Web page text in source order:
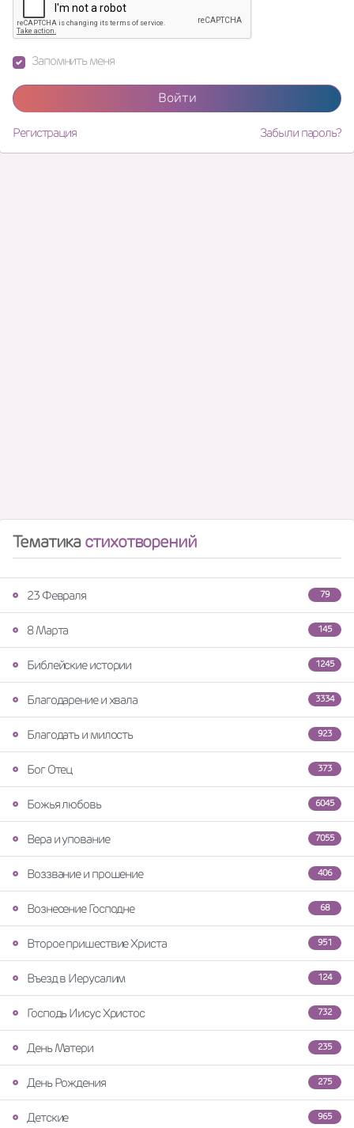
Запомнить меня
Войти
Регистрация Забыли пароль?
Тематикастихотворений
79
23 Февраля
145
8 Марта
1245
Библейские истории
3334
Благодарение и хвала
923
Благодать и милость
373
Бог Отец
6045
Божья любовь
7055
Вера и упование
406
Воззвание и прошение
68
Вознесение Господне
951
Второе пришествие Христа
124
Въезд в Иерусалим
732
Господь Иисус Христос
235
День Матери
275
День Рождения
965
Детские